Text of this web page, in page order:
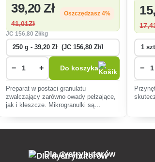
39,20 Zł
41,01Zł
Oszczędzasz 4%
JC156,80 Zł/kg
− + Do koszyka
Preparat w postaci granulatu
zwalczający zarówno owady pełzające,
jak i kleszcze. Mikrogranulki są
15
17
−
Dla dystrybutorów